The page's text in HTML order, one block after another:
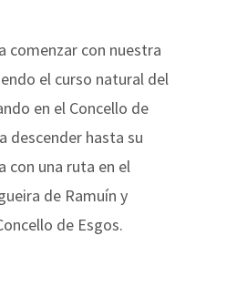
comenzar con nuestra
el curso natural del
en el Concello de
descender hasta su
con una ruta en el
de Ramuín y
de Esgos.